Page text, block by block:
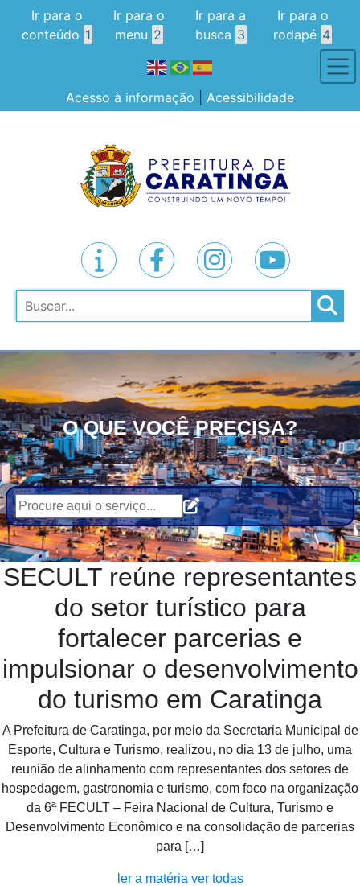
Ir para o
conteúdo 1
Ir para o
menu 2
Ir para a
busca 3
Ir para o
rodapé 4
Acesso à informação Acessibilidade
Pesquisar
O QUE VOCÊ PRECISA?
SECULT reúne representantes
do setor turístico para
fortalecer parcerias e
impulsionar o desenvolvimento
do turismo em Caratinga
A Prefeitura de Caratinga, por meio da Secretaria Municipal de
Esporte, Cultura e Turismo, realizou, no dia 13 de julho, uma
reunião de alinhamento com representantes dos setores de
hospedagem, gastronomia e turismo, com foco na organização
da 6ª FECULT – Feira Nacional de Cultura, Turismo e
Desenvolvimento Econômico e na consolidação de parcerias
para […]
ler a matéria ver todas